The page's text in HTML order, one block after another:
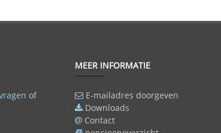
of
MEER INFORMATIE
E-mailadres doorgeven
Downloads
Contact